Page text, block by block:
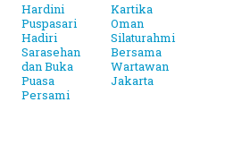
Hardini
Puspasari
Hadiri
Sarasehan
dan Buka
Puasa
Persami
Kartika
Oman
Silaturahmi
Bersama
Wartawan
Jakarta